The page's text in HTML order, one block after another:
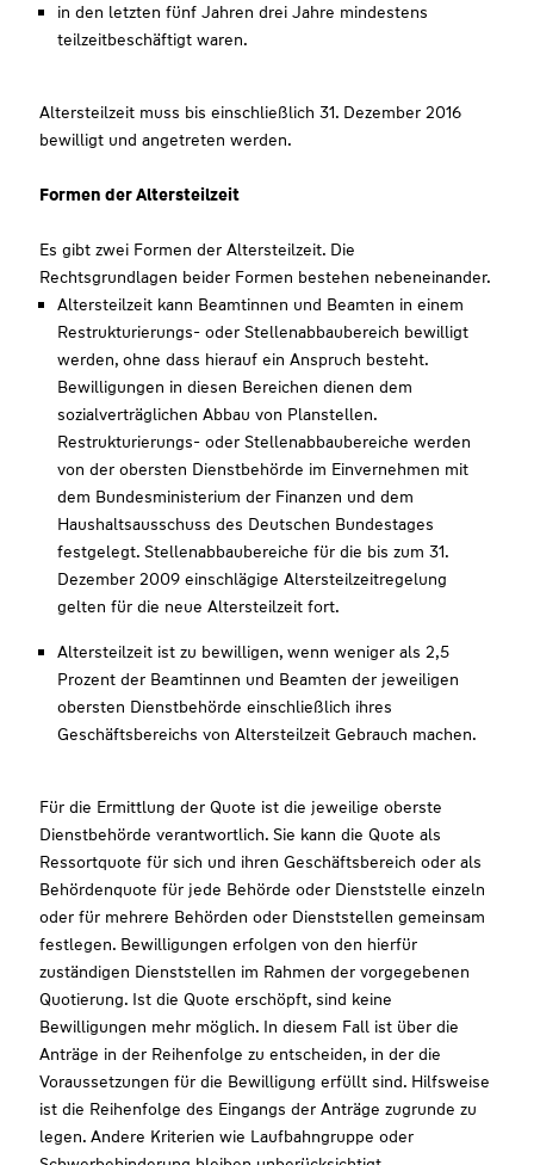
in den letzten fünf Jahren drei Jahre mindestens
teilzeitbeschäftigt waren.
Altersteilzeit muss bis einschließlich 31. Dezember 2016
bewilligt und angetreten werden.
Formen der Altersteilzeit
Es gibt zwei Formen der Altersteilzeit. Die
Rechtsgrundlagen beider Formen bestehen nebeneinander.
Altersteilzeit kann Beamtinnen und Beamten in einem
Restrukturierungs- oder Stellenabbaubereich bewilligt
werden, ohne dass hierauf ein Anspruch besteht.
Bewilligungen in diesen Bereichen dienen dem
sozialverträglichen Abbau von Planstellen.
Restrukturierungs- oder Stellenabbaubereiche werden
von der obersten Dienstbehörde im Einvernehmen mit
dem Bundesministerium der Finanzen und dem
Haushaltsausschuss des Deutschen Bundestages
festgelegt. Stellenabbaubereiche für die bis zum 31.
Dezember 2009 einschlägige Altersteilzeitregelung
gelten für die neue Altersteilzeit fort.
Altersteilzeit ist zu bewilligen, wenn weniger als 2,5
Prozent der Beamtinnen und Beamten der jeweiligen
obersten Dienstbehörde einschließlich ihres
Geschäftsbereichs von Altersteilzeit Gebrauch machen.
Für die Ermittlung der Quote ist die jeweilige oberste
Dienstbehörde verantwortlich. Sie kann die Quote als
Ressortquote für sich und ihren Geschäftsbereich oder als
Behördenquote für jede Behörde oder Dienststelle einzeln
oder für mehrere Behörden oder Dienststellen gemeinsam
festlegen. Bewilligungen erfolgen von den hierfür
zuständigen Dienststellen im Rahmen der vorgegebenen
Quotierung. Ist die Quote erschöpft, sind keine
Bewilligungen mehr möglich. In diesem Fall ist über die
Anträge in der Reihenfolge zu entscheiden, in der die
Voraussetzungen für die Bewilligung erfüllt sind. Hilfsweise
ist die Reihenfolge des Eingangs der Anträge zugrunde zu
legen. Andere Kriterien wie Laufbahngruppe oder